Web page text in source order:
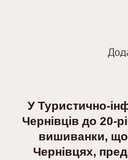
У Туристично-
Чернівців до 20-
вишиванки,
Чернівцях,